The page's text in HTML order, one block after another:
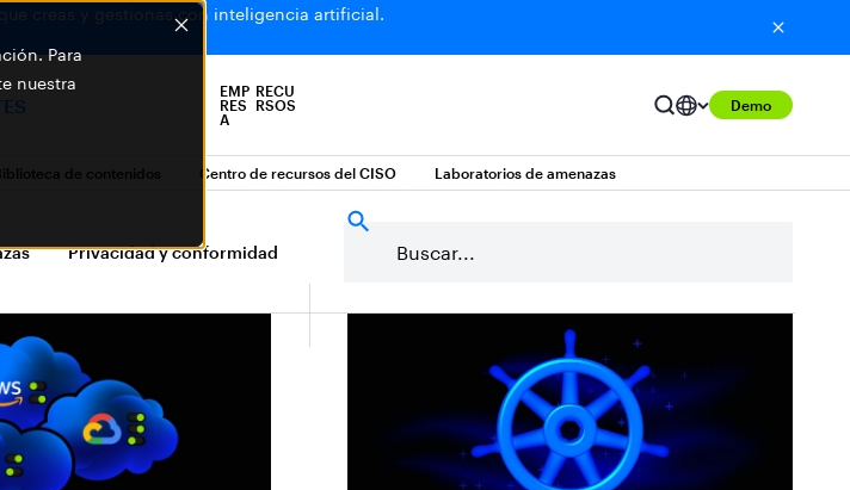
Para
nuestra
creas y gestionas con inteligencia artificial.
EMP
RES
A
RECU
RSOS
Demo
de contenidos Centro de recursos del CISO Laboratorios de amenazas
Privacidad y conformidad Salesforce Secuestro de datos